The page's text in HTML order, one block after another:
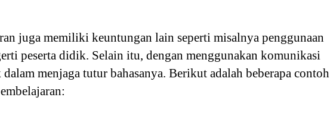
juga memiliki keuntungan lain seperti misalnya penggunaan
peserta didik. Selain itu, dengan menggunakan komunikasi
menjaga tutur bahasanya. Berikut adalah beberapa contoh